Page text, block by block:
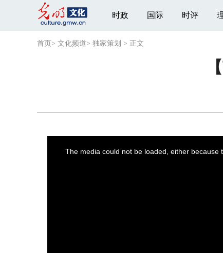
时政 国际 时评
首页 > 文化频道> 独家策划 > 正文
The media could not be loaded, either because